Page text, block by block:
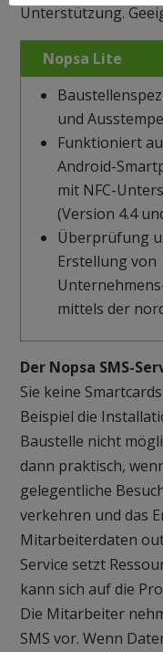
Unterstützung.
Nopsa Lite
und
Funktioniert
Android-
mit NFC-
(Version 4.4
Überprüfung
Erstellung von
mittels der
Der Nopsa SMS-
Sie keine
Beispiel die
Baustelle nicht
dann praktisch,
gelegentliche
verkehren und das
Mitarbeiterdaten
Service setzt
kann sich auf die
Die Mitarbeiter
SMS vor. Wenn